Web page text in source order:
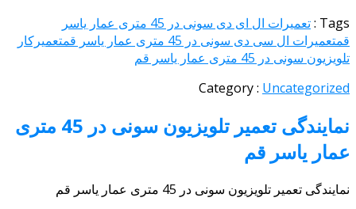
تعمیرات ال ای دی سونی در 45 متری عمار یاسر
تعمیرات ال سی دی سونی در 45 متری عمار یاسر قم
تعمیرکار
سونی در 45 متری عمار یاسر قم
Category :
نمایندگی تعمیر تلویزیون سونی در 45 متری
یاسر قم
تعمیر تلویزیون سونی در 45 متری عمار یاسر قم